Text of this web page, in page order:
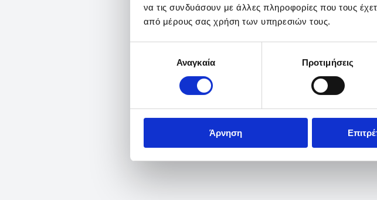
να τις συνδυάσουν με άλλες πληροφορίες που τους
από μέρους σας χρήση των υπηρεσιών τους.
συγκατάθεσηςΑναγκαία Προτιμήσεις
Άρνηση